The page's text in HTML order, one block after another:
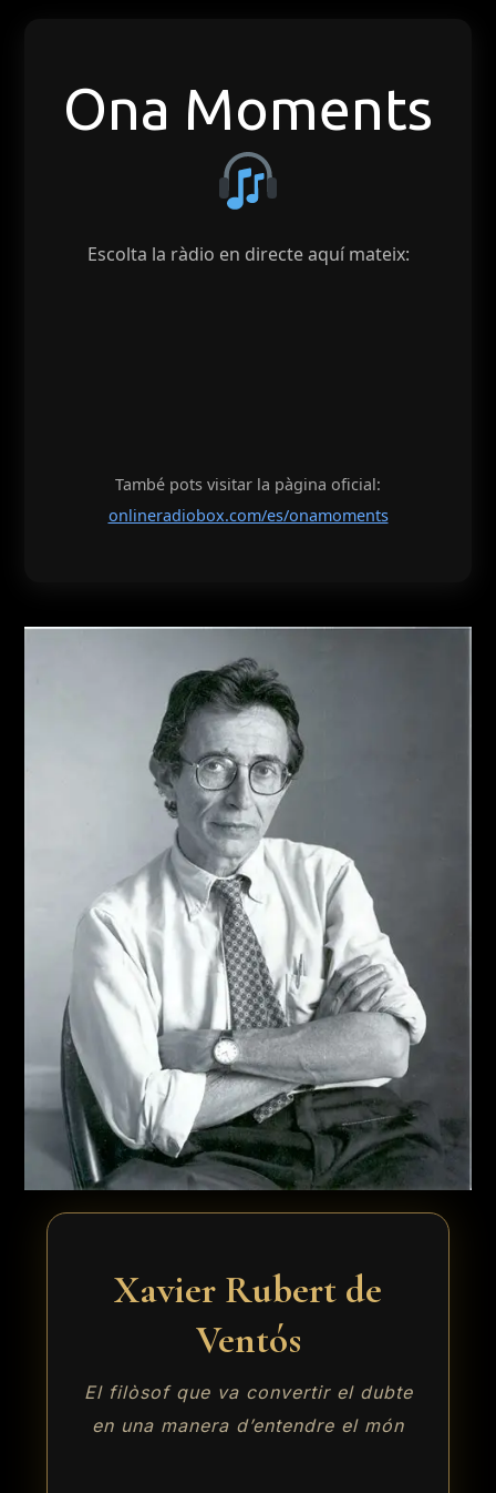
Ona Moments
Escolta la ràdio en directe aquí mateix:
També pots visitar la pàgina oficial:
onlineradiobox.com/es/onamoments
Xavier Rubert de
Ventós
El filòsof que va convertir el dubte
en una manera d’entendre el món